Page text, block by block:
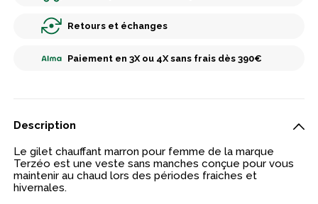
Retours et échanges
Paiement en 3X ou 4X sans frais dès 390€
Description
Le gilet chauffant marron pour femme de la marque
Terzéo est une veste sans manches conçue pour vous
maintenir au chaud lors des périodes fraiches et
hivernales.